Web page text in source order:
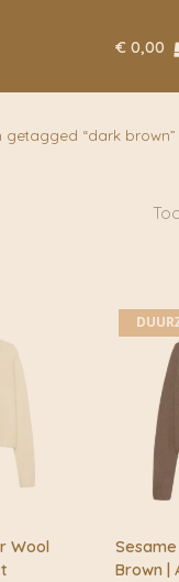
€ 0,00
getagged “dark brown”
Wool
Brown |